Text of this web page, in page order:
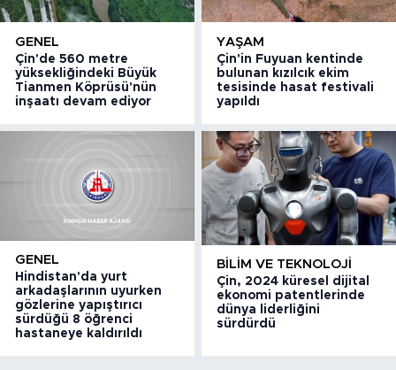
GENEL
Çin'de 560 metre
yüksekliğindeki Büyük
Tianmen Köprüsü'nün
inşaatı devam ediyor
YAŞAM
Çin'in Fuyuan kentinde
bulunan kızılcık ekim
tesisinde hasat festivali
yapıldı
GENEL
Hindistan'da yurt
arkadaşlarının uyurken
gözlerine yapıştırıcı
sürdüğü 8 öğrenci
hastaneye kaldırıldı
BILIM VE TEKNOLOJI
Çin, 2024 küresel dijital
ekonomi patentlerinde
dünya liderliğini
sürdürdü